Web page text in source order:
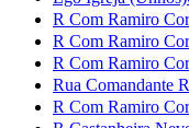
R Com Ramiro
R Com Ramiro
R Com Ramiro
Rua Comandante
R Com Ramiro